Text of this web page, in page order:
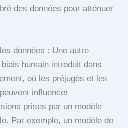
des données pour atténuer
données : Une autre
humain introduit dans
où les préjugés et les
influencer
prises par un modèle
Par exemple, un modèle de